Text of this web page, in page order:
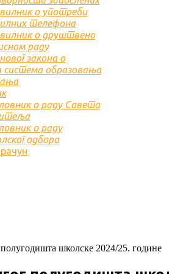
о употреби
телефона
о друштвено
раду
закона о
система образовања
о раду Савета
о раду
одбора
школске 2024/25. године